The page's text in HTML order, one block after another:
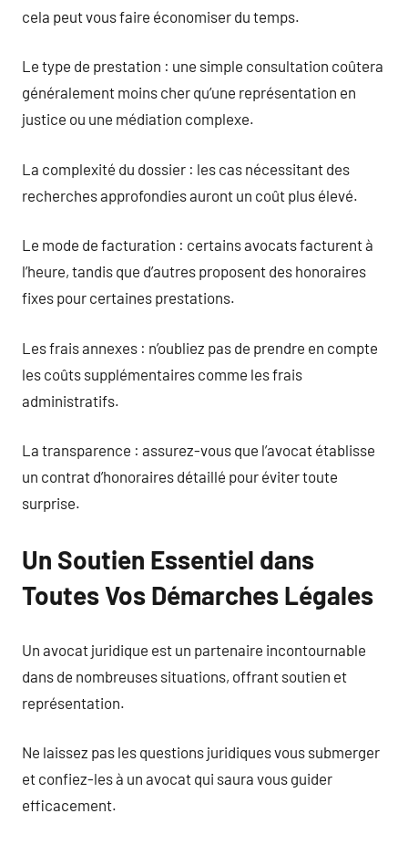
cela peut vous faire économiser du temps.
Le type de prestation : une simple consultation coûtera
généralement moins cher qu’une représentation en
justice ou une médiation complexe.
La complexité du dossier : les cas nécessitant des
recherches approfondies auront un coût plus élevé.
Le mode de facturation : certains avocats facturent à
l’heure, tandis que d’autres proposent des honoraires
fixes pour certaines prestations.
Les frais annexes : n’oubliez pas de prendre en compte
les coûts supplémentaires comme les frais
administratifs.
La transparence : assurez-vous que l’avocat établisse
un contrat d’honoraires détaillé pour éviter toute
surprise.
Un Soutien Essentiel dans
Toutes Vos Démarches Légales
Un avocat juridique est un partenaire incontournable
dans de nombreuses situations, offrant soutien et
représentation.
Ne laissez pas les questions juridiques vous submerger
et confiez-les à un avocat qui saura vous guider
efficacement.